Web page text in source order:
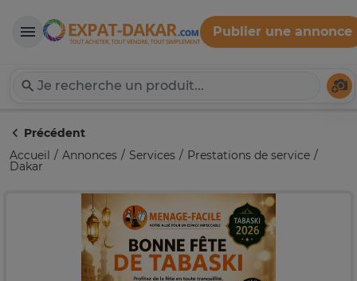
Expat-Dakar
Publier une annonce
Précédent
Accueil
Annonces Services Prestations de service
Dakar